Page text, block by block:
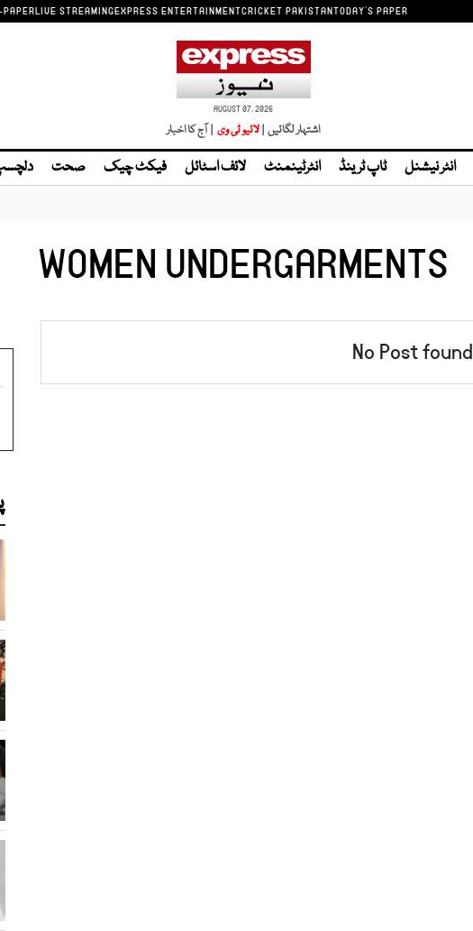
LIVE STREAMINGEXPRESS ENTERTAINMENTCRICKET PAKISTANTODAY'S PAPER
AUGUST 07, 2026
اشتہار لگائیں | | آج کا اخبار
انٹر نیشنل ٹاپ ٹرینڈ انٹرٹینمنٹ لائف اسٹائل فیکٹ چیک صحت
WOMEN UNDERGARMENTS
No Post found